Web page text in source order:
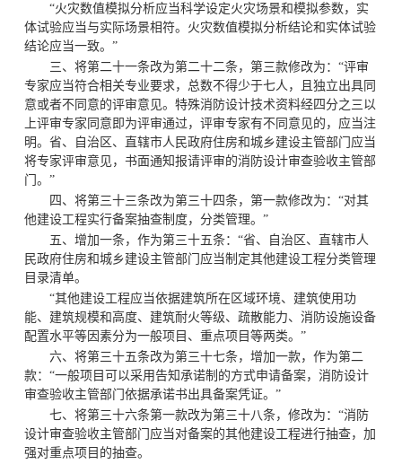
“火灾数值模拟分析应当科学设定火灾场景和模拟参数，实
体试验应当与实际场景相符。火灾数值模拟分析结论和实体试验
结论应当一致。”
三、将第二十一条改为第二十二条，第三款修改为：“评审
专家应当符合相关专业要求，总数不得少于七人，且独立出具同
意或者不同意的评审意见。特殊消防设计技术资料经四分之三以
上评审专家同意即为评审通过，评审专家有不同意见的，应当注
明。省、自治区、直辖市人民政府住房和城乡建设主管部门应当
将专家评审意见，书面通知报请评审的消防设计审查验收主管部
门。”
四、将第三十三条改为第三十四条，第一款修改为：“对其
他建设工程实行备案抽查制度，分类管理。”
五、增加一条，作为第三十五条：“省、自治区、直辖市人
民政府住房和城乡建设主管部门应当制定其他建设工程分类管理
目录清单。
“其他建设工程应当依据建筑所在区域环境、建筑使用功
能、建筑规模和高度、建筑耐火等级、疏散能力、消防设施设备
配置水平等因素分为一般项目、重点项目等两类。”
六、将第三十五条改为第三十七条，增加一款，作为第二
款：“一般项目可以采用告知承诺制的方式申请备案，消防设计
审查验收主管部门依据承诺书出具备案凭证。”
七、将第三十六条第一款改为第三十八条，修改为：“消防
设计审查验收主管部门应当对备案的其他建设工程进行抽查，加
强对重点项目的抽查。